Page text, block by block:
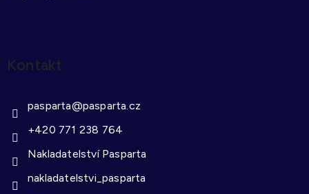
Kontakt
pasparta@pasparta.cz
+420 771 238 764
Nakladatelství Pasparta
nakladatelstvi_pasparta